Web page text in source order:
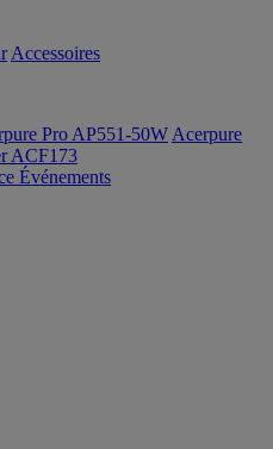
Accessoires
Pro AP551-50W Acerpure
ACF173
Événements